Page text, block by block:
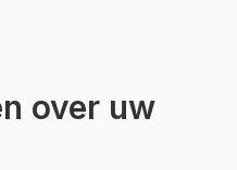
over uw